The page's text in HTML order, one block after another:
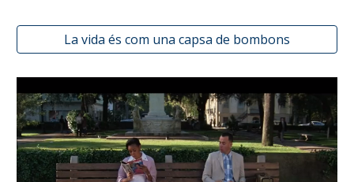
La vida és com una capsa de bombons